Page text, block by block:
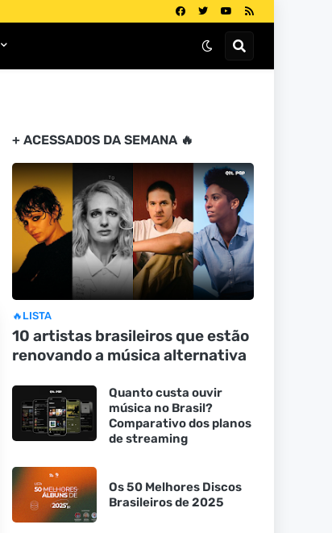
+ ACESSADOS DA SEMANA 🔥
🔥LISTA
10 artistas brasileiros que estão
renovando a música alternativa
Quanto custa ouvir
música no Brasil?
Comparativo dos planos
de streaming
Os 50 Melhores Discos
Brasileiros de 2025